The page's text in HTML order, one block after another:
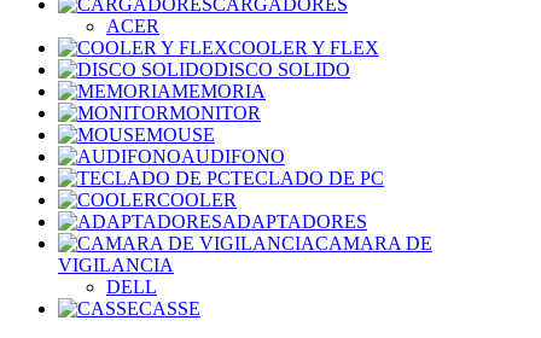
CARGADORES
ACER
COOLER Y FLEX
DISCO SOLIDO
MEMORIA
MONITOR
MOUSE
AUDIFONO
TECLADO DE PC
COOLER
ADAPTADORES
CAMARA DE
VIGILANCIA
DELL
CASSE